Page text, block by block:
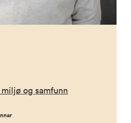
og samfunn